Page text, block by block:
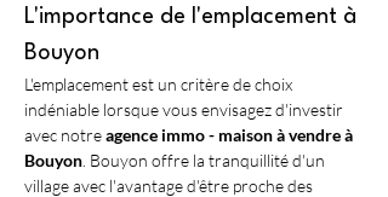
L'importance de l'emplacement à
Bouyon
L'emplacement est un critère de choix
indéniable lorsque vous envisagez d'investir
avec notre agence immo - maison à vendre à
Bouyon . Bouyon offre la tranquillité d'un
village avec l'avantage d'être proche des